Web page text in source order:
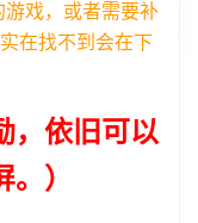
戏，或者需要补
在找不到会在下
，依旧可以
）